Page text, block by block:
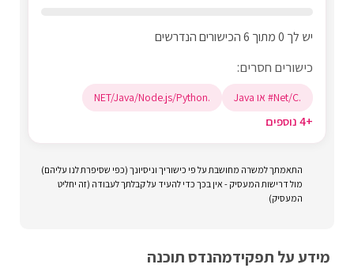
יש לך 0 מתוך 6 הכישורים הנדרשים
כישורים חסרים:
.Net/C# או Java .NET/Java/Node.js/Python
+4 נוספים
התאמתך למשרה מחושבת על פי כישוריך וניסיונך (כפי שסיפרת לנו עליהם)
מול דרישות המעסיק - אין בכך כדי להעיד על קבלתך לעבודה (זה יחליט
המעסיק)
מידע על תפקידמהנדס תוכנה